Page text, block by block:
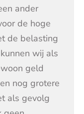
ander
de hoge
de belasting
wij als
geld
nog grotere
als gevolg